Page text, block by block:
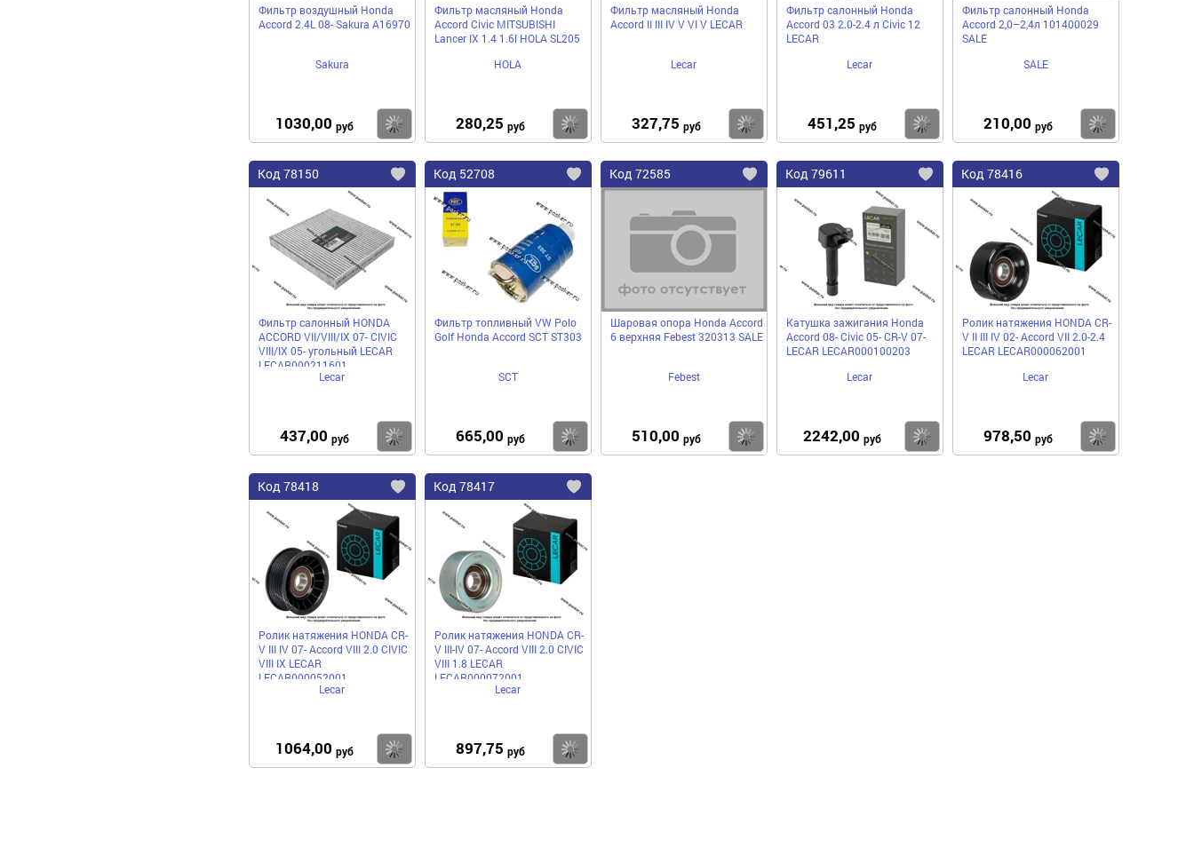
Фильтр воздушный Honda
Accord 2.4L 08- Sakura A16970
Sakura
1030,00 руб Купить
Фильтр масляный Honda
Accord Civic MITSUBISHI
Lancer IX 1.4 1.6l HOLA SL205
HOLA
280,25 руб Купить
Фильтр масляный Honda
Accord II III IV V VI V LECAR
Lecar
327,75 руб Купить
Фильтр салонный Honda
Accord 03 2.0-2.4 л Civic 12
LECAR
Lecar
451,25 руб Купить
Фильтр салонный Honda
Accord 2,0–2,4л 101400029
SALE
SALE
210,00 руб
Код 78150
Добавить
избранное
Фильтр салонный HONDA
ACCORD VII/VIII/IX 07- CIVIC
VIII/IX 05- угольный LECAR
LECAR000211601
Lecar
437,00 руб Купить
Код 52708
Добавить
избранное
Фильтр топливный VW Polo
Golf Honda Accord SCT ST303
SCT
665,00 руб Купить
Код 72585
Добавить
избранное
Шаровая опора Honda Accord
6 верхняя Febest 320313 SALE
Febest
510,00 руб Купить
Код 79611
Добавить
избранное
Катушка зажигания Honda
Accord 08- Civic 05- CR-V 07-
LECAR LECAR000100203
Lecar
2242,00 руб Купить
Код 78416
Ролик натяжения HONDA CR-
V II III IV 02- Accord VII 2.0-2.4
LECAR LECAR000062001
Lecar
978,50 руб
Код 78418
Добавить
избранное
Ролик натяжения HONDA CR-
V III IV 07- Accord VIII 2.0 CIVIC
VIII IX LECAR
LECAR000052001
Lecar
1064,00 руб Купить
Код 78417
Ролик натяжения HONDA CR-
V III-IV 07- Accord VIII 2.0 CIVIC
VIII 1.8 LECAR
LECAR000072001
Lecar
897,75 руб